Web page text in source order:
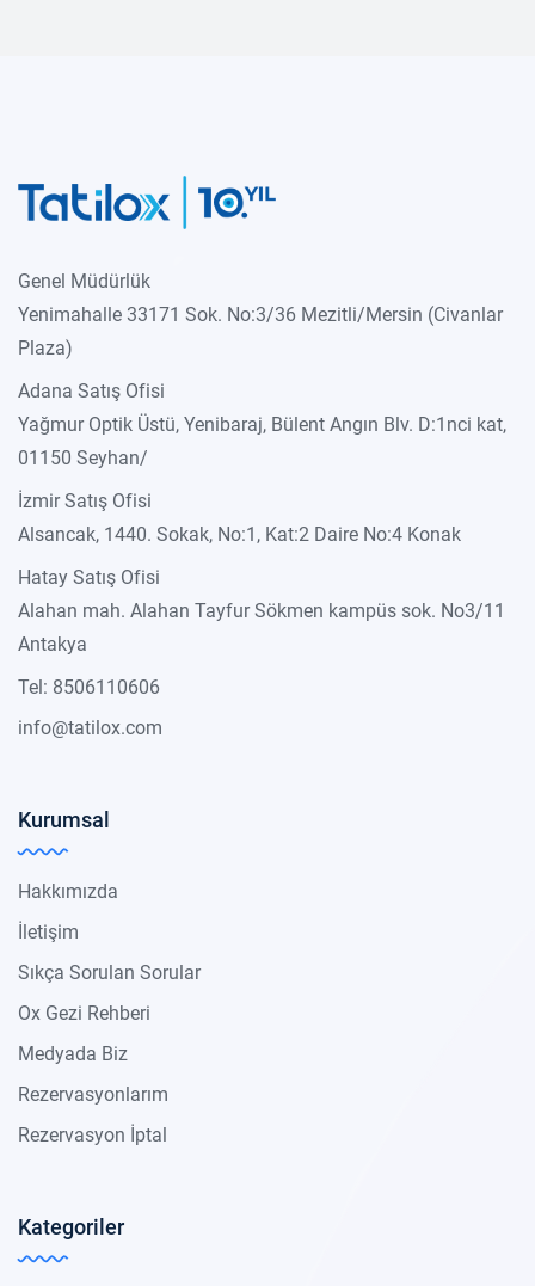
Genel Müdürlük
Yenimahalle 33171 Sok. No:3/36 Mezitli/Mersin (Civanlar
Plaza)
Adana Satış Ofisi
Yağmur Optik Üstü, Yenibaraj, Bülent Angın Blv. D:1nci kat,
01150 Seyhan/
İzmir Satış Ofisi
Alsancak, 1440. Sokak, No:1, Kat:2 Daire No:4 Konak
Hatay Satış Ofisi
Alahan mah. Alahan Tayfur Sökmen kampüs sok. No3/11
Antakya
Tel: 8506110606
info@tatilox.com
Kurumsal
Hakkımızda
İletişim
Sıkça Sorulan Sorular
Ox Gezi Rehberi
Medyada Biz
Rezervasyonlarım
Rezervasyon İptal
Kategoriler